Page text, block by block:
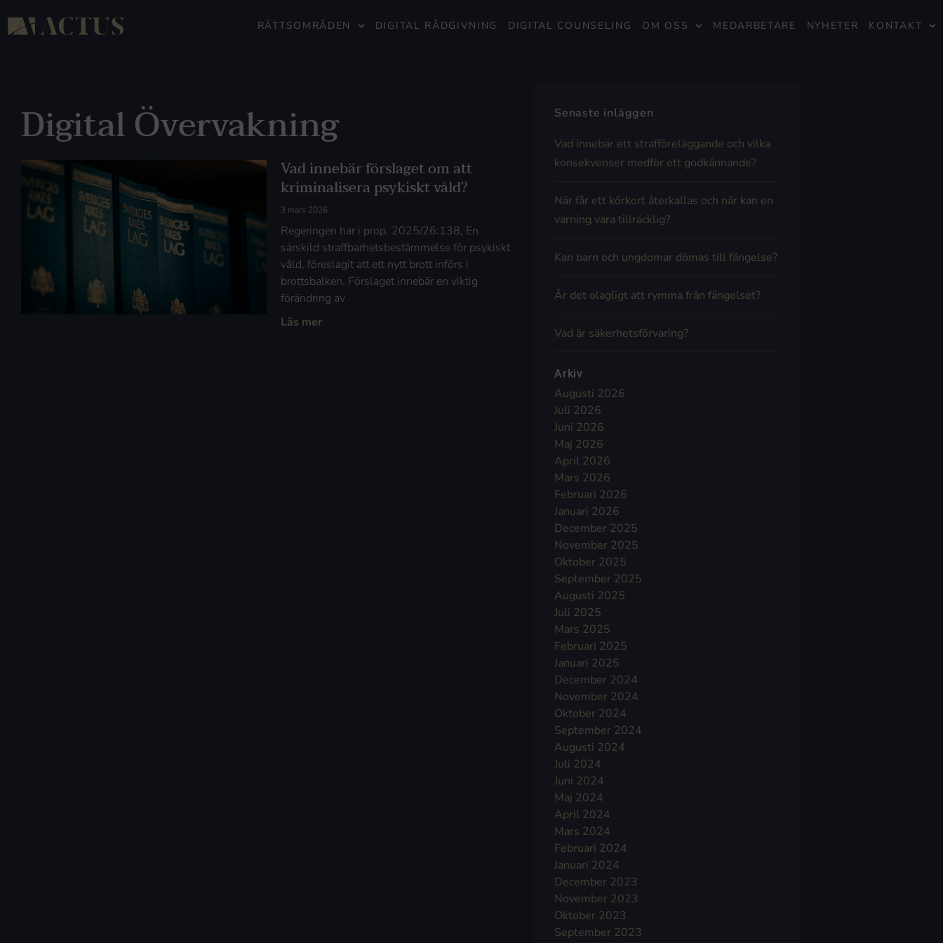
RÄTTSOMRÅDEN DIGITAL RÅDGIVNING DIGITAL COUNSELING OM OSS MEDARBETARE NYHETER KONTAKT
Digital Övervakning
Vad innebär förslaget om att
kriminalisera psykiskt våld?
3 mars 2026
Regeringen har i prop. 2025/26:138, En
särskild straffbarhetsbestämmelse för psykiskt
våld, föreslagit att ett nytt brott införs i
brottsbalken. Förslaget innebär en viktig
förändring av
Läs mer
Senaste inläggen
Vad innebär ett strafföreläggande och vilka
konsekvenser medför ett godkännande?
När får ett körkort återkallas och när kan en
varning vara tillräcklig?
Kan barn och ungdomar dömas till fängelse?
Är det olagligt att rymma från fängelset?
Vad är säkerhetsförvaring?
Arkiv
Augusti 2026
Juli 2026
Juni 2026
Maj 2026
April 2026
Mars 2026
Februari 2026
Januari 2026
December 2025
November 2025
Oktober 2025
September 2025
Augusti 2025
Juli 2025
Mars 2025
Februari 2025
Januari 2025
December 2024
November 2024
Oktober 2024
September 2024
Augusti 2024
Juli 2024
Juni 2024
Maj 2024
April 2024
Mars 2024
Februari 2024
Januari 2024
December 2023
November 2023
Oktober 2023
September 2023